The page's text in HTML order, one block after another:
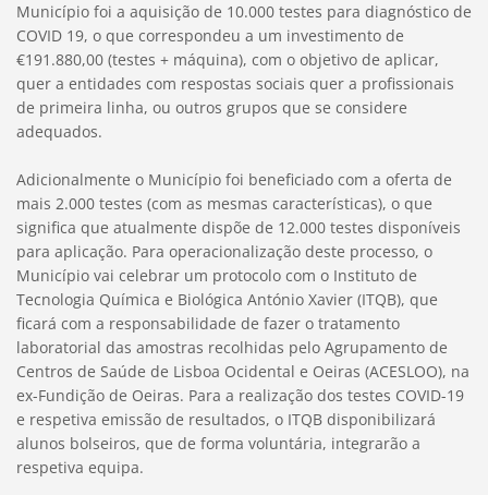
Município foi a aquisição de 10.000 testes para diagnóstico de
COVID 19, o que correspondeu a um investimento de
€191.880,00 (testes + máquina), com o objetivo de aplicar,
quer a entidades com respostas sociais quer a profissionais
de primeira linha, ou outros grupos que se considere
adequados.
Adicionalmente o Município foi beneficiado com a oferta de
mais 2.000 testes (com as mesmas características), o que
significa que atualmente dispõe de 12.000 testes disponíveis
para aplicação. Para operacionalização deste processo, o
Município vai celebrar um protocolo com o Instituto de
Tecnologia Química e Biológica António Xavier (ITQB), que
ficará com a responsabilidade de fazer o tratamento
laboratorial das amostras recolhidas pelo Agrupamento de
Centros de Saúde de Lisboa Ocidental e Oeiras (ACESLOO), na
ex-Fundição de Oeiras. Para a realização dos testes COVID-19
e respetiva emissão de resultados, o ITQB disponibilizará
alunos bolseiros, que de forma voluntária, integrarão a
respetiva equipa.